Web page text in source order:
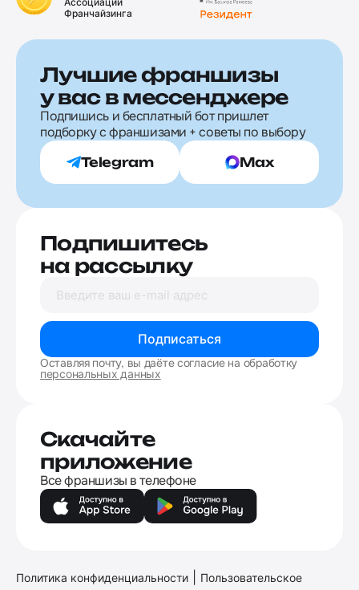
Франчайзинга
Лучшие франшизы
у вас в мессенджере
Подпишись и бесплатный бот пришлет
подборку с франшизами + советы по выбору
Telegram Max
Подпишитесь
на рассылку
Подписаться
Оставляя почту, вы даёте согласие на обработку
персональных данных
Скачайте
приложение
Все франшизы в телефоне
Политика конфиденциальности
Пользовательское